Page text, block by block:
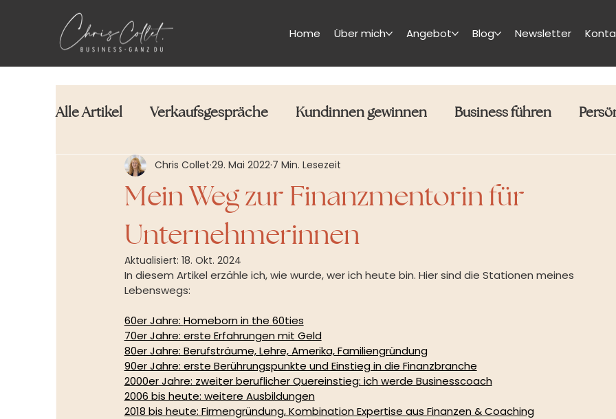
Home Über mich Angebot Blog Newsletter
Alle Artikel Verkaufsgespräche Kundinnen gewinnen Business führen
Mein Weg zur Finanzmentorin für
Unternehmerinnen
Chris Collet 29. Mai 2022 7 Min. Lesezeit
Aktualisiert: 18. Okt. 2024
In diesem Artikel erzähle ich, wie wurde, wer ich heute bin. Hier sind die Stationen meines
Lebenswegs:
60er Jahre: Homeborn in the 60ties
70er Jahre: erste Erfahrungen mit Geld
80er Jahre: Berufsträume, Lehre, Amerika, Familiengründung
90er Jahre: erste Berührungspunkte und Einstieg in die Finanzbranche
2000er Jahre: zweiter beruflicher Quereinstieg: ich werde Businesscoach
2006 bis heute: weitere Ausbildungen
2018 bis heute: Firmengründung, Kombination Expertise aus Finanzen & Coaching